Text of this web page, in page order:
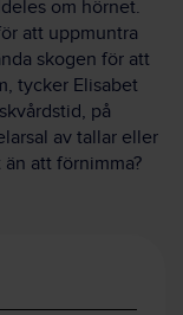
om hörnet.
att uppmuntra
skogen för att
tycker Elisabet
på
av tallar eller
att förnimma?